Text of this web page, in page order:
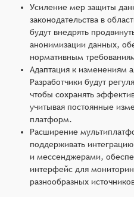
Усиление мер защиты
законодательства в
будут внедрять
анонимизации данных,
нормативным
Адаптация к изменениям
Разработчики будут
чтобы сохранять
учитывая постоянные
платформ.
Расширение
поддерживать
и мессенджерами,
интерфейс для
разнообразных